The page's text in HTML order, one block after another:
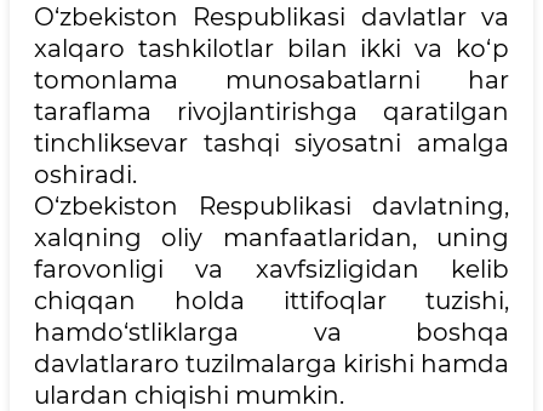
O‘zbekiston Respublikasi davlatlar va
xalqaro tashkilotlar bilan ikki va ko‘p
tomonlama munosabatlarni har
taraflama rivojlantirishga qaratilgan
tinchliksevar tashqi siyosatni amalga
oshiradi.
O‘zbekiston Respublikasi davlatning,
xalqning oliy manfaatlaridan, uning
farovonligi va xavfsizligidan kelib
chiqqan holda ittifoqlar tuzishi,
hamdo‘stliklarga va boshqa
davlatlararo tuzilmalarga kirishi hamda
ulardan chiqishi mumkin.